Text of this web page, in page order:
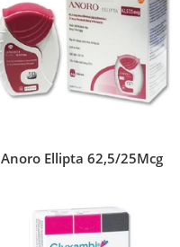
Anoro Ellipta 62,5/25Mcg